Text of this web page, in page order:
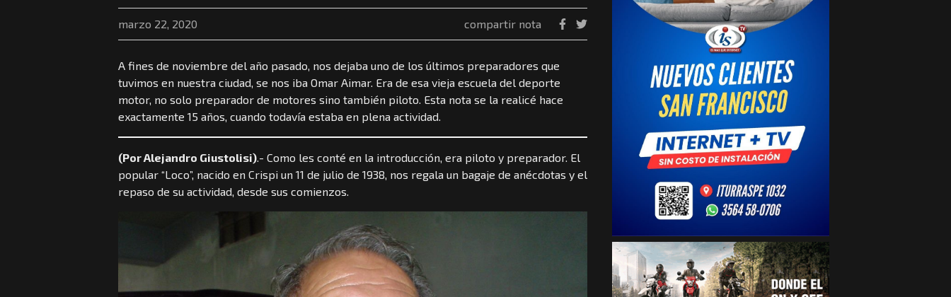
marzo 22, 2020 compartir nota
A fines de noviembre del año pasado, nos dejaba uno de los últimos preparadores que
tuvimos en nuestra ciudad, se nos iba Omar Aimar. Era de esa vieja escuela del deporte
motor, no solo preparador de motores sino también piloto. Esta nota se la realicé hace
exactamente 15 años, cuando todavía estaba en plena actividad.
(Por Alejandro Giustolisi) .- Como les conté en la introducción, era piloto y preparador. El
popular “Loco”, nacido en Crispi un 11 de julio de 1938, nos regala un bagaje de anécdotas y el
repaso de su actividad, desde sus comienzos.